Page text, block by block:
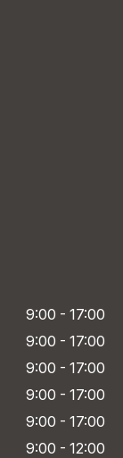
9:00 - 17:00
9:00 - 17:00
9:00 - 17:00
9:00 - 17:00
9:00 - 17:00
9:00 - 12:00